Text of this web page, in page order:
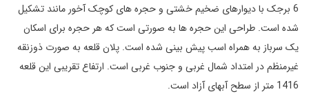
6 برجک با دیوارهای ضخیم خشتی و حجره‌ های کوچک آخور مانند تشکیل
شده است. طراحی این حجره‌ ها به صورتی است که هر حجره برای اسکان
یک سرباز به همراه اسب پیش بینی شده است. پلان قلعه به صورت ذوزنقه
غیرمنظم در امتداد شمال غربی و جنوب غربی است. ارتفاع تقریبی این قلعه
1416 متر از سطح آبهای آزاد است.